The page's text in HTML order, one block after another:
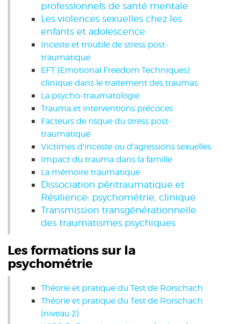
professionnels de santé mentale
Les violences sexuelles chez les
enfants et adolescence
Inceste et trouble de stress post-
traumatique
EFT (Emotional Freedom Techniques)
clinique dans le traitement des traumas
La psycho-traumatologie
Trauma et interventions précoces
Facteurs de risque du stress post-
traumatique
Victimes d'inceste ou d'agressions sexuelles
Impact du trauma dans la famille
La mémoire traumatique
Dissociation péritraumatique et
Résilience: psychométrie, clinique
Transmission transgénérationnelle
des traumatismes psychiques
Les formations sur la
psychométrie
Théorie et pratique du Test de Rorschach
Théorie et pratique du Test de Rorschach
(niveau 2)